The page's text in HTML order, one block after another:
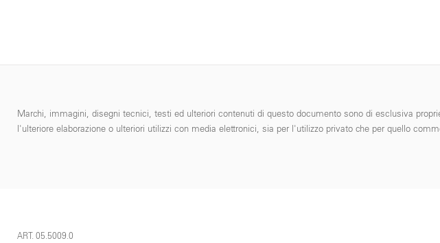
Marchi, immagini, disegni tecnici, testi ed ulteriori contenuti di questo documento sono di esclusiva
l'ulteriore elaborazione o ulteriori utilizzi con media elettronici, sia per l'utilizzo privato che per quello
ART. 05.5009.0